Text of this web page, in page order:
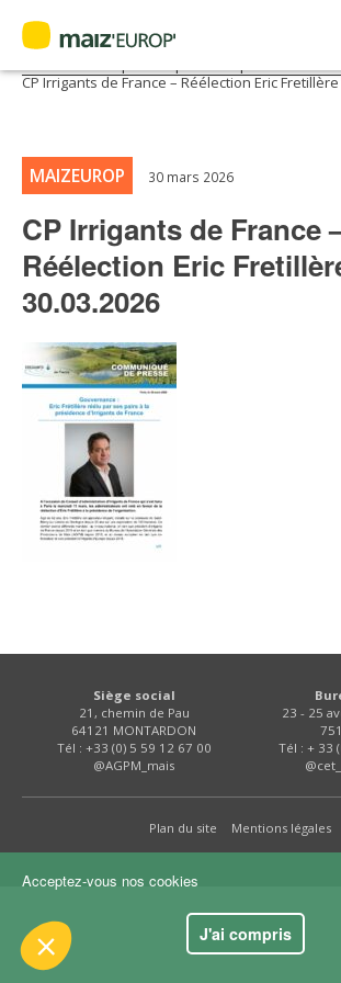
FRANÇAIS
AGPM
AGPM MAÏS DOUX
FNPSMS
GERM-SERVICES
EMPLOI
ACTUALITÉS
Accueil >Maiz'Europ'>
CP Irrigants de France – Réélection Eric Fretillère
MAIZEUROP 30 mars 2026
CP Irrigants de France
Réélection Eric
30.03.2026
Siège social
21, chemin de Pau
64121 MONTARDON
Tél : +33 (0) 5 59 12 67 00
@AGPM_mais
23 - 25
Tél : + 33
Plan du site Mentions légales
Acceptez-vous nos cookies
J'ai compris
contenu de ce site vous intéresse
aimerait bien vous accompagner
:
certifiés par
Je choisis OK pour moi